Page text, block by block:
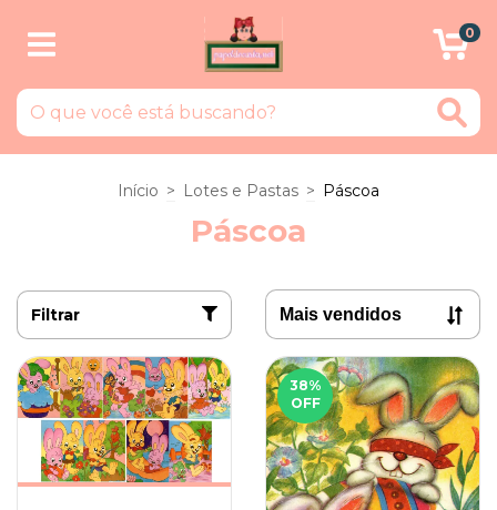
0
Início > Lotes e Pastas > Páscoa
Páscoa
Filtrar
38%
OFF